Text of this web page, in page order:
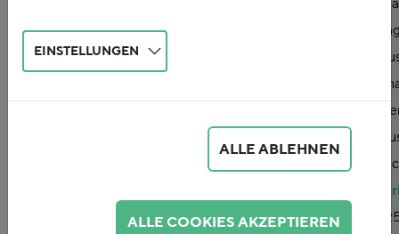
Deutschlands bei der
Transformation des Energie-,
Agrarsektors festlegen. Die
der aktuellen Koalition führten,
Bundesregierung vor große
Unabhängig davon, welche
Policy
Parteien zur Bundestagswahl
EINSTELLUNGEN
ALLE ABLEHNEN
ALLE COOKIES AKZEPTIEREN